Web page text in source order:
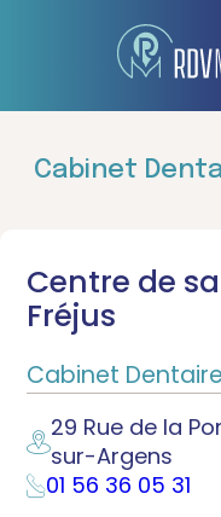
Cabinet
Centre de
Fréjus
Cabinet Dentaire
29 Rue de la
sur-Argens
01 56 36 05 31